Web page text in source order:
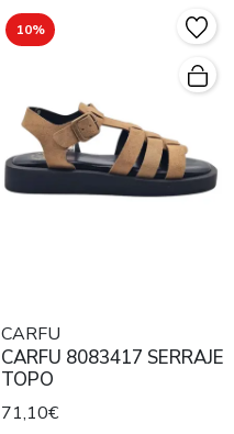
10%
CARFU
CARFU 8083417 SERRAJE
TOPO
71,10€